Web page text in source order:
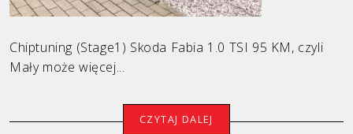
Mini
Opel
Chiptuning (Stage1) Skoda Fabia 1.0 TSI 95 KM, czyli
Mały może więcej...
CZYTAJ DALEJ